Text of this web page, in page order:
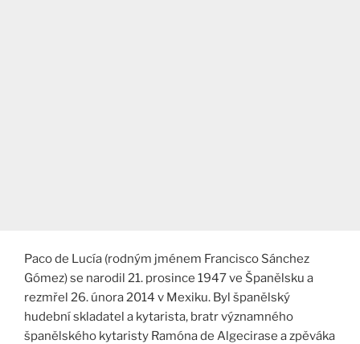
Paco de Lucía (rodným jménem Francisco Sánchez
Gómez) se narodil 21. prosince 1947 ve Španělsku a
rezmřel 26. února 2014 v Mexiku. Byl španělský
hudební skladatel a kytarista, bratr významného
španělského kytaristy Ramóna de Algecirase a zpěváka